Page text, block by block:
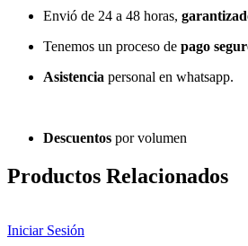
Envió de 24 a 48 horas,
Tenemos un proceso de pago
Asistencia personal en whatsapp.
Descuentos por volumen
Productos Relacionados
Iniciar Sesión